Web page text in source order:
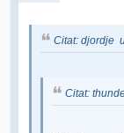
Citat: djordje
Citat: